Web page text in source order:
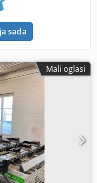
za module H=74 mm
za visoku
dvjema radnim
simultane izmjene
glavnih radnih
2 pretvarača
razdvajanje prednjih i
Maksimalna
kW (17,7 KS) elektro-
Glavne
o/min u S1
o/min u S6 radu
vrtnje • Brzina
putem
po prizmatičnoj
• U kompletu zaštitni
pozicija
Broj 6 horizontalnih
u Y rasporedu Broj
u X Smješten
Zaštitna ograda
s motoriziranom
250mc/h TEHNIČKI
D Dhas Aqwjwa
sada
Mali oglasi